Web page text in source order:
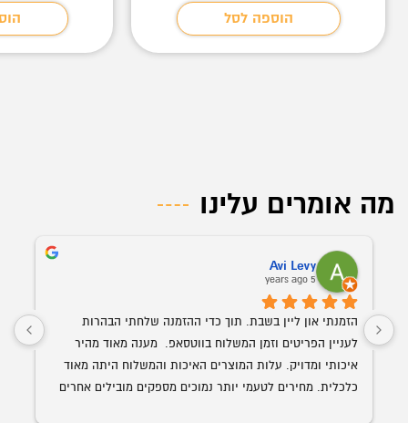
הוספה לסל
מה אומרים עלינו
Avi Levy
5 years ago